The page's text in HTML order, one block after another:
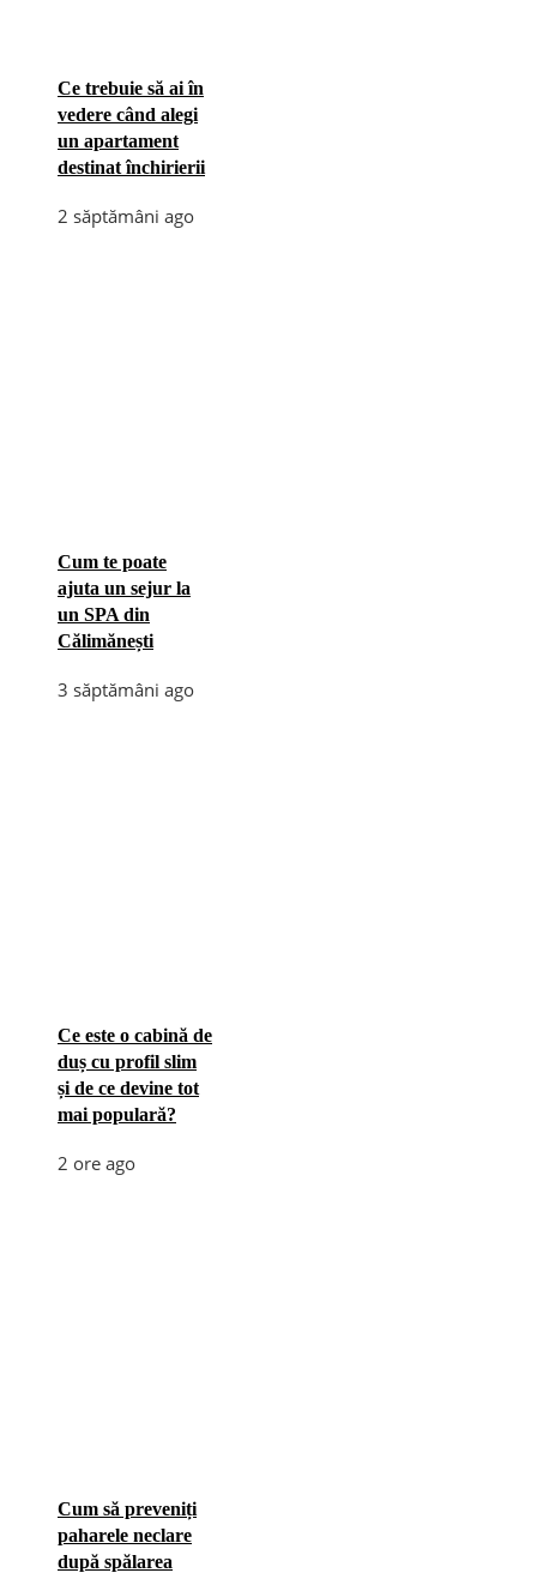
Ce trebuie să ai în
vedere când alegi
un apartament
destinat închirierii
2 săptămâni ago
Cum te poate
ajuta un sejur la
un SPA din
Călimănești
3 săptămâni ago
Ce este o cabină de
duș cu profil slim
și de ce devine tot
mai populară?
2 ore ago
Cum să preveniți
paharele neclare
după spălarea